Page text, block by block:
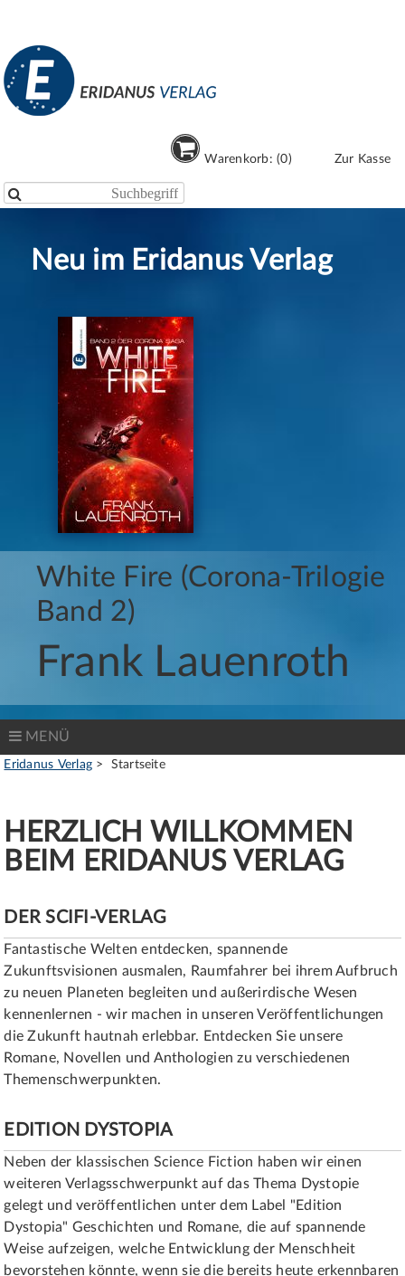
Warenkorb: (0) Zur Kasse

Neu im Eridanus Verlag
White Fire (Corona-Trilogie
Band 2)
Frank Lauenroth
MENÜ
Eridanus Verlag Startseite
HERZLICH WILLKOMMEN
BEIM ERIDANUS VERLAG
DER SCIFI-VERLAG
Fantastische Welten entdecken, spannende
Zukunftsvisionen ausmalen, Raumfahrer bei ihrem Aufbruch
zu neuen Planeten begleiten und außerirdische Wesen
kennenlernen - wir machen in unseren Veröffentlichungen
die Zukunft hautnah erlebbar. Entdecken Sie unsere
Romane, Novellen und Anthologien zu verschiedenen
Themenschwerpunkten.
EDITION DYSTOPIA
Neben der klassischen Science Fiction haben wir einen
weiteren Verlagsschwerpunkt auf das Thema Dystopie
gelegt und veröffentlichen unter dem Label "Edition
Dystopia" Geschichten und Romane, die auf spannende
Weise aufzeigen, welche Entwicklung der Menschheit
bevorstehen könnte, wenn sie die bereits heute erkennbaren